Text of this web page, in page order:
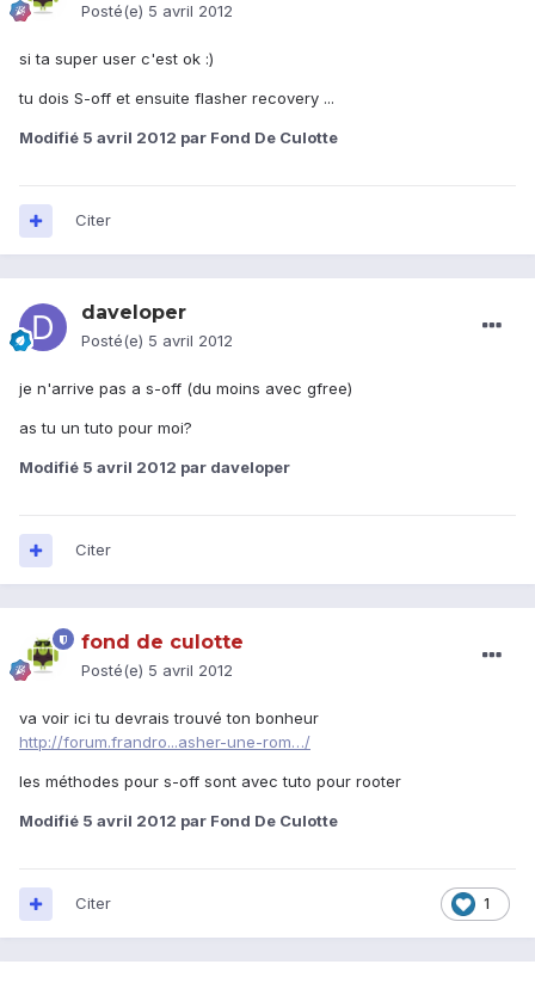
Posté(e) 5 avril 2012
si ta super user c'est ok :)
tu dois S-off et ensuite flasher recovery ...
Modifié 5 avril 2012 par Fond De Culotte
Citer
daveloper
Posté(e) 5 avril 2012
je n'arrive pas a s-off (du moins avec gfree)
as tu un tuto pour moi?
Modifié 5 avril 2012 par daveloper
Citer
fond de culotte
Posté(e) 5 avril 2012
va voir ici tu devrais trouvé ton bonheur
http://forum.frandro...asher-une-rom…/
les méthodes pour s-off sont avec tuto pour rooter
Modifié 5 avril 2012 par Fond De Culotte
1
Citer